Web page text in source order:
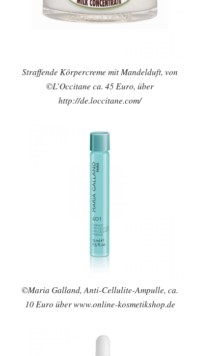
Straffende Körpercreme mit Mandelduft, von
©L’Occitane ca. 45 Euro, über
http://de.loccitane.com/
©Maria Galland, Anti-Cellulite-Ampulle, ca.
10 Euro über www.online-kosmetikshop.de